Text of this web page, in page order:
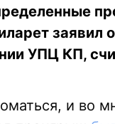
заявил о
УПЦ КП,
и во